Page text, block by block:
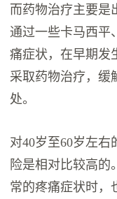
而药物治疗主要是
通过一些卡马西平
痛症状，在早期发
采取药物治疗，缓
处。
对40岁至60岁左
险是相对比较高的
常的疼痛症状时，